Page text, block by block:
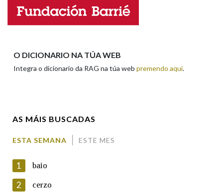
Marcas gramaticais
Nome
O DICIONARIO NA TÚA WEB
Integra o dicionario da RAG na túa web premendo aquí.
AS MÁIS BUSCADAS
ESTA SEMANA ESTE MES
1 baio
2 cerzo